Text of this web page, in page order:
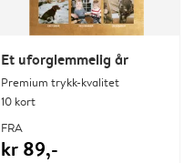
Et uforglemmelig år
Premium trykk-kvalitet
10 kort
FRA
kr 89,-